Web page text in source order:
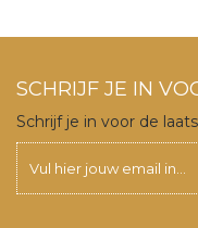
SCHRIJF JE IN
Schrijf je in voor de